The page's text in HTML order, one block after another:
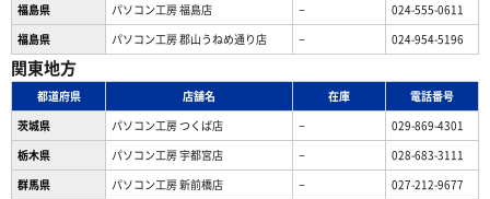
福島県
パソコン工房 福島店 −
024-555-0611
福島県
パソコン工房 郡山うねめ通り店 − 024-954-5196
関東地方
都道府県 店舗名 在庫
電話番号
茨城県
パソコン工房 つくば店 −
029-869-4301
栃木県
パソコン工房 宇都宮店 −
028-683-3111
群馬県
パソコン工房 新前橋店 −
027-212-9677